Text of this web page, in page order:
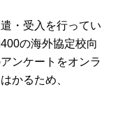
・受入を行ってい
の海外協定校向
ンケートをオンラ
かるため、